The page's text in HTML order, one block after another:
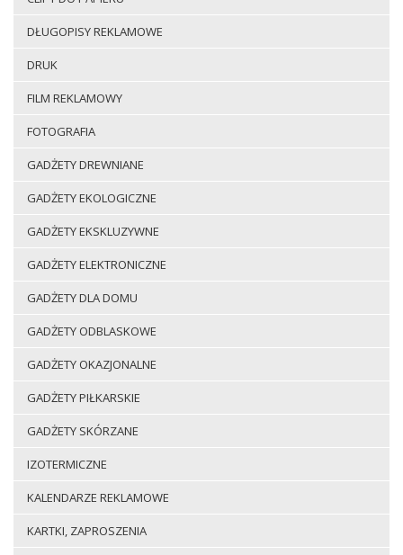
DŁUGOPISY REKLAMOWE
DRUK
FILM REKLAMOWY
FOTOGRAFIA
GADŻETY DREWNIANE
GADŻETY EKOLOGICZNE
GADŻETY EKSKLUZYWNE
GADŻETY ELEKTRONICZNE
GADŻETY DLA DOMU
GADŻETY ODBLASKOWE
GADŻETY OKAZJONALNE
GADŻETY PIŁKARSKIE
GADŻETY SKÓRZANE
IZOTERMICZNE
KALENDARZE REKLAMOWE
KARTKI, ZAPROSZENIA